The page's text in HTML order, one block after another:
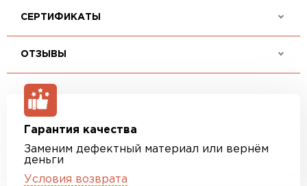
СЕРТИФИКАТЫ
ОТЗЫВЫ
Гарантия качества
Заменим дефектный материал или вернём
деньги
Условия возврата